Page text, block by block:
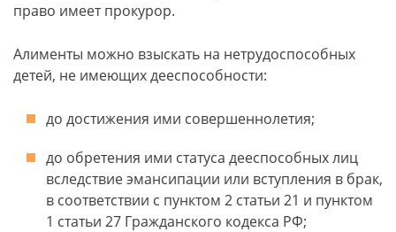
право имеет прокурор.
Алименты можно взыскать на нетрудоспособных
детей, не имеющих дееспособности:
до достижения ими совершеннолетия;
до обретения ими статуса дееспособных лиц
вследствие эмансипации или вступления в брак,
в соответствии с пунктом 2 статьи 21 и пунктом
1 статьи 27 Гражданского кодекса РФ;